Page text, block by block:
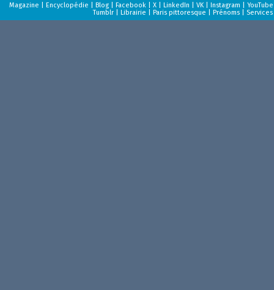
Magazine |Encyclopédie |Blog |Facebook |X |LinkedIn |VK |Instagram |YouTube
Tumblr |Librairie |Paris pittoresque |Prénoms Services